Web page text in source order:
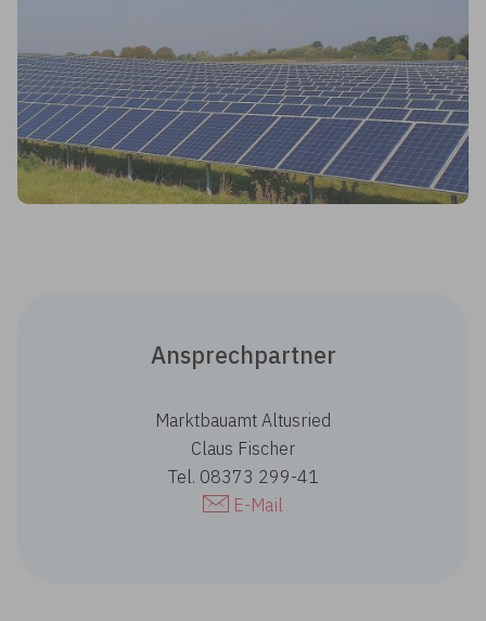
Ansprechpartner
Marktbauamt Altusried
Claus Fischer
Tel. 08373 299-41
E-Mail